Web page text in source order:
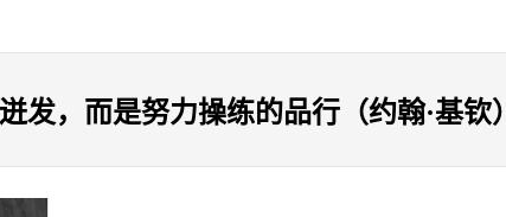
，而是努力操练的品行（约翰·基钦）